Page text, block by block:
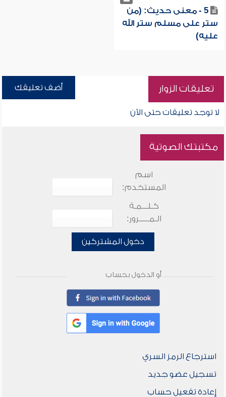
5 - معنى حديث: (من
ستر على مسلم ستر الله
عليه)
تعليقات الزوار أضف تعليقك
لا توجد تعليقات حتى الآن
مكتبتك الصوتية
اسم
المستخدم:
كـلـــمـة
الـمـــــرور:
دخول المشتركين
أو الدخول بحساب
استرجاع الرمز السري
تسجيل عضو جديد
إعادة تفعيل حساب